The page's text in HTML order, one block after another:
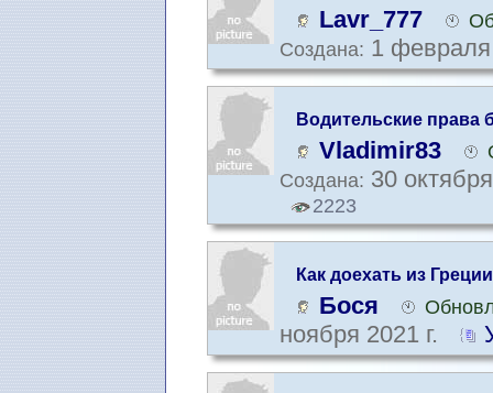
Lavr_777
Создана: 1
Водительские права
Vladimir83
Создана: 30
2223
Как доехать из
Бося
ноября 2021 г.